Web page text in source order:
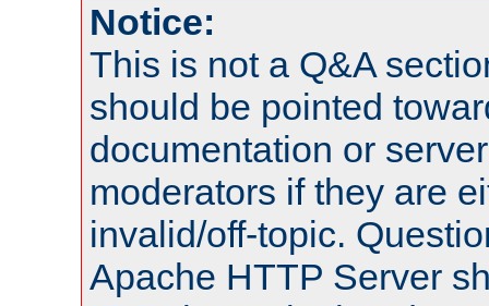
Notice:
This is not a Q&A
should be pointed
documentation or
moderators if they are
invalid/off-topic.
Apache HTTP Server